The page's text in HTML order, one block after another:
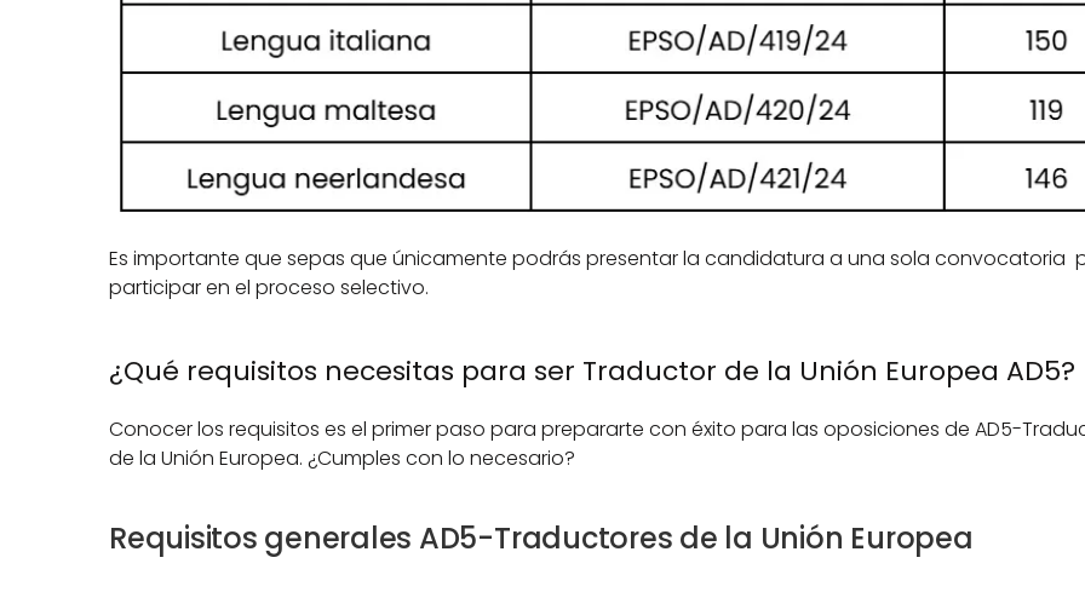
Es importante que sepas que únicamente podrás presentar la candidatura a una sola convocatoria
participar en el proceso selectivo.
¿Qué requisitos necesitas para ser Traductor de la Unión Europea AD5?
Conocer los requisitos es el primer paso para prepararte con éxito para las oposiciones de AD5-
de la Unión Europea. ¿Cumples con lo necesario?
Requisitos generales AD5-Traductores de la Unión Europea